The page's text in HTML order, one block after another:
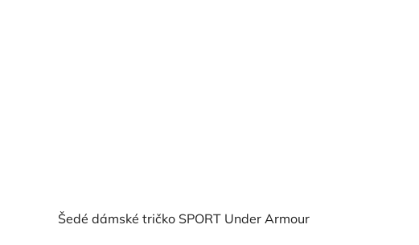
Šedé dámské tričko SPORT Under Armour